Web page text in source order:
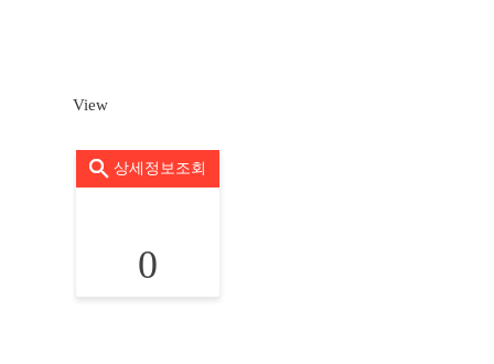
View
상세정보조회
0